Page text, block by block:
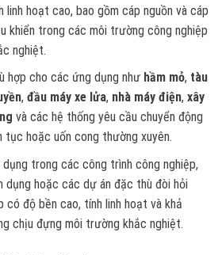
linh hoạt cao, bao gồm cáp nguồn và cáp
khiển trong các môi trường công nghiệp
nghiệt.
hợp cho các ứng dụng như hầm mỏ, tàu
,đầu máy xe lửa, nhà máy điện,xây
và các hệ thống yêu cầu chuyển động
tục hoặc uốn cong thường xuyên.
dụng trong các công trình công nghiệp,
dụng hoặc các dự án đặc thù đòi hỏi
có độ bền cao, tính linh hoạt và khả
chịu đựng môi trường khắc nghiệt.